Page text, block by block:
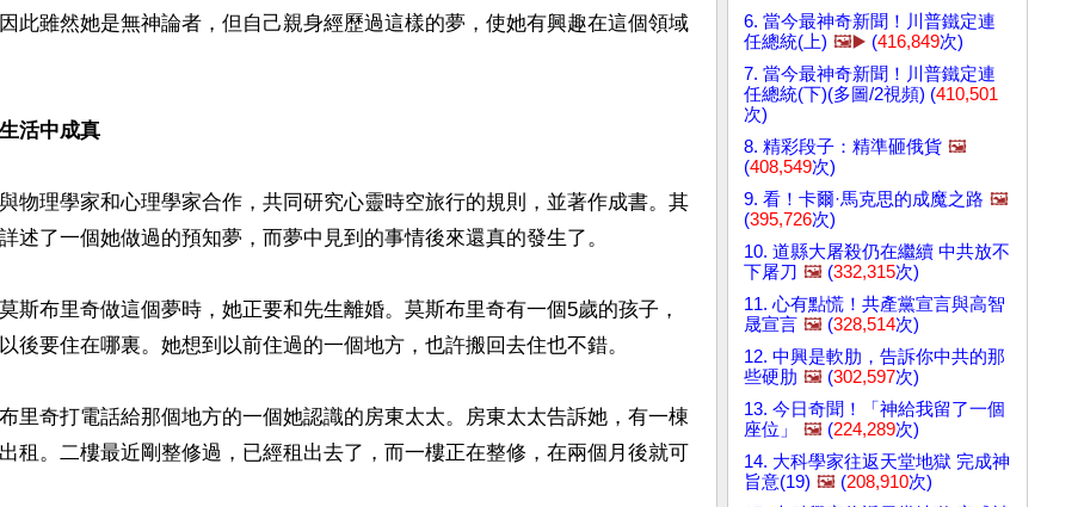
此雖然她是無神論者，但自己親身經歷過這樣的夢，使她有興趣在這個領域
活中成真
物理學家和心理學家合作，共同研究心靈時空旅行的規則，並著作成書。其
述了一個她做過的預知夢，而夢中見到的事情後來還真的發生了。
斯布里奇做這個夢時，她正要和先生離婚。莫斯布里奇有一個5歲的孩子，
後要住在哪裏。她想到以前住過的一個地方，也許搬回去住也不錯。
里奇打電話給那個地方的一個她認識的房東太太。房東太太告訴她，有一棟
租。二樓最近剛整修過，已經租出去了，而一樓正在整修，在兩個月後就可
6. 當今最神奇新聞！川普鐵定連
任總統(上) 🖼️▶️ (416,849次)
7. 當今最神奇新聞！川普鐵定連
任總統(下)(多圖/2視頻) (410,501
次)
8. 精彩段子：精準砸俄貨 🖼️
(408,549次)
9. 看！卡爾·馬克思的成魔之路 🖼️
(395,726次)
10. 道縣大屠殺仍在繼續 中共放不
下屠刀 🖼️ (332,315次)
11. 心有點慌！共產黨宣言與高智
晟宣言 🖼️ (328,514次)
12. 中興是軟肋，告訴你中共的那
些硬肋 🖼️ (302,597次)
13. 今日奇聞！「神給我留了一個
座位」
🖼️ (224,289次)
14. 大科學家往返天堂地獄 完成神
旨意(19) 🖼️ (208,910次)